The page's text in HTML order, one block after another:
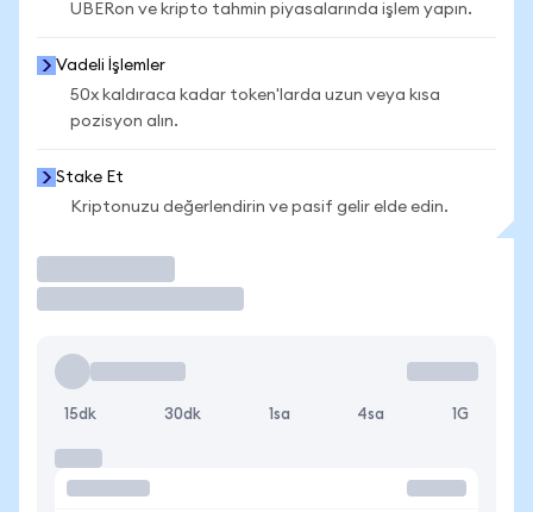
UBERon ve kripto tahmin piyasalarında işlem yapın.
Vadeli İşlemler
50x kaldıraca kadar token'larda uzun veya kısa
pozisyon alın.
Stake Et
Kriptonuzu değerlendirin ve pasif gelir elde edin.
15dk 30dk 1sa 4sa 1G